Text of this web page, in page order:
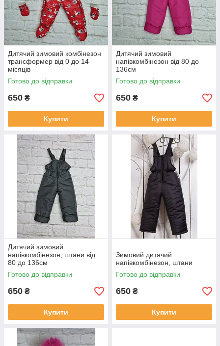
Дитячий зимовий комбінезон
трансформер від 0 до 14
місяців
Готово до відправки
650 ₴
Купити
Дитячий зимовий
напівкомбінезон від 80 до
136см
Готово до відправки
650 ₴
Купити
Дитячий зимовий
напівкомбінезон, штани від
80 до 136см
Готово до відправки
650 ₴
Купити
Зимовий дитячий
напівкомбінезон, штани
Готово до відправки
650 ₴
Купити